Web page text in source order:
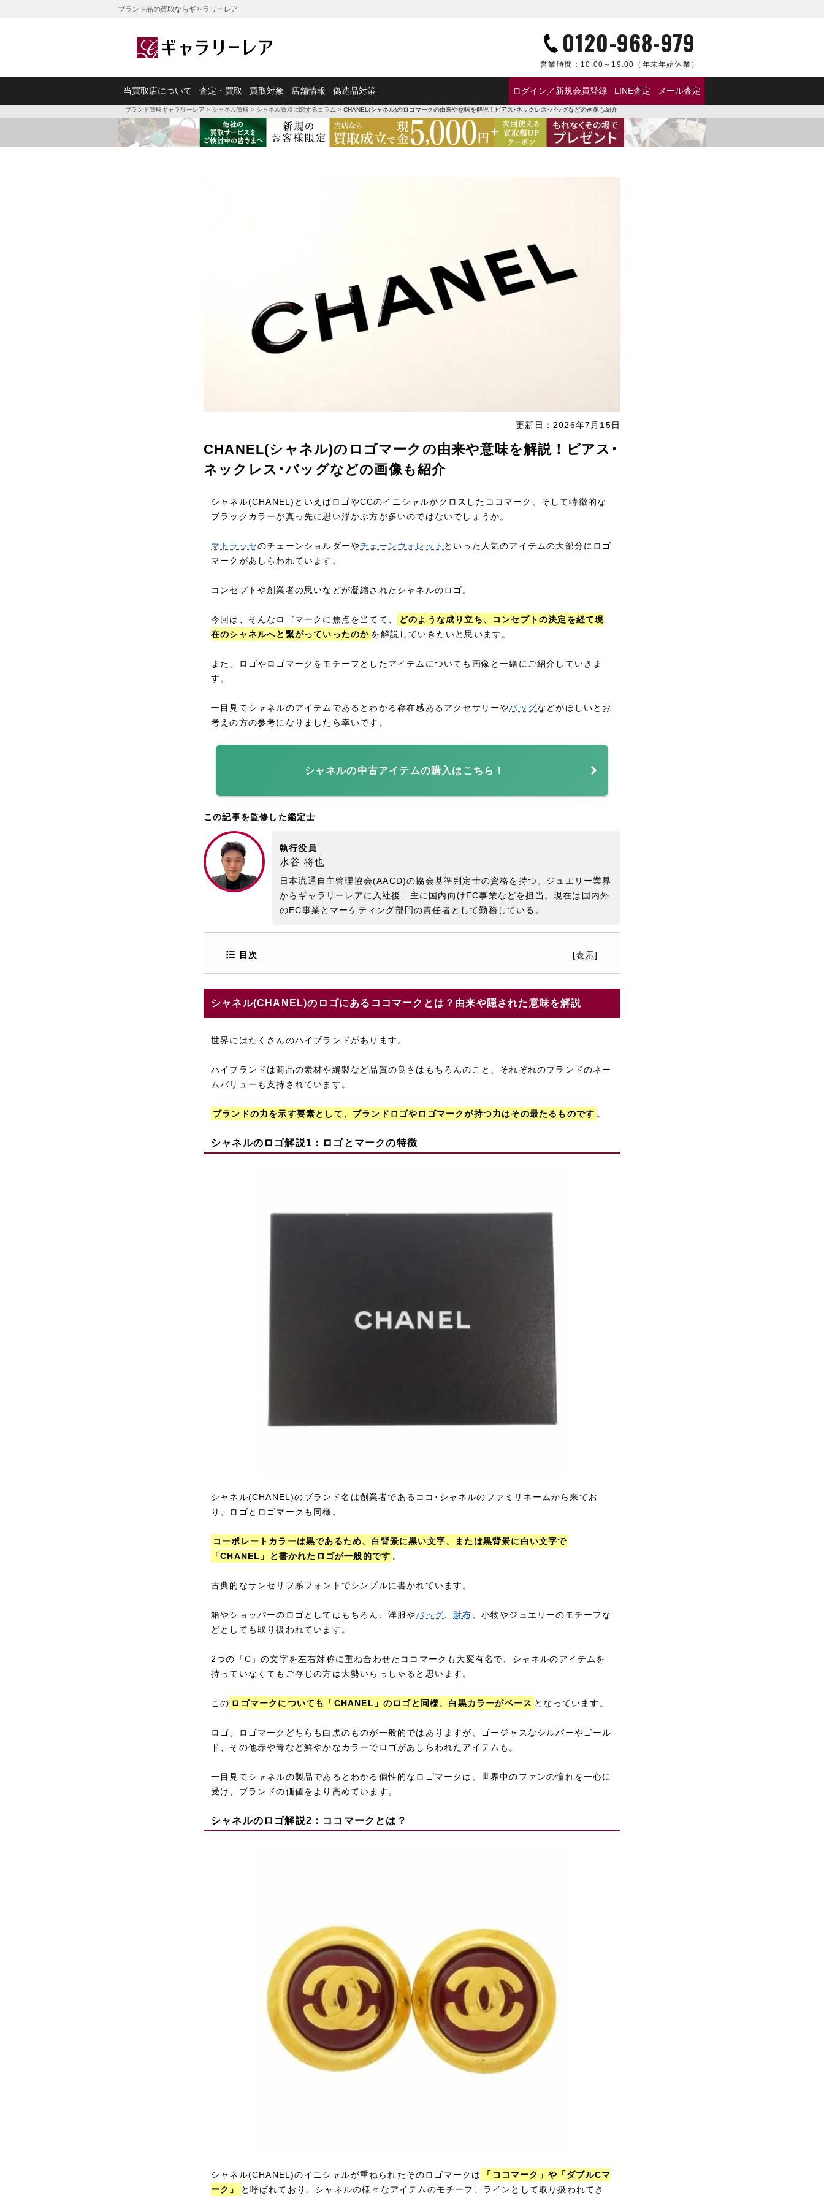
ブランド品の買取ならギャラリーレア
0120-968-979
営業時間： 10:00～19:00 （年末年始休業）
当買取店について 査定・買取 買取対象 店舗情報 偽造品対策 ログイン／新規会員登録 LINE査定 メール査定
ブランド買取ギャラリーレア > シャネル買取 > シャネル買取に関するコラム > CHANEL(シャネル)のロゴマークの由来や意味を解説！ピアス･ネックレス･バッグなどの画像も紹介
更新日：2026年7月15日
CHANEL(シャネル)のロゴマークの由来や意味を解説！ピアス･
ネックレス･バッグなどの画像も紹介
シャネル(CHANEL)といえばロゴやCCのイニシャルがクロスしたココマーク、そして特徴的な
ブラックカラーが真っ先に思い浮かぶ方が多いのではないでしょうか。
マトラッセのチェーンショルダーやチェーンウォレット といった人気のアイテムの大部分にロゴ
マークがあしらわれています。
コンセプトや創業者の思いなどが凝縮されたシャネルのロゴ。
今回は、そんなロゴマークに焦点を当てて、
どのような成り立ち、コンセプトの決定を経て現
在のシャネルへと繋がっていったのか を解説していきたいと思います。
また、ロゴやロゴマークをモチーフとしたアイテムについても画像と一緒にご紹介していきま
す。
一目見てシャネルのアイテムであるとわかる存在感あるアクセサリーやバッグなどがほしいとお
考えの方の参考になりましたら幸いです。
シャネルの中古アイテムの購入はこちら！
この記事を監修した鑑定士
執行役員
水谷 将也
日本流通自主管理協会(AACD)の協会基準判定士の資格を持つ。ジュエリー業界
からギャラリーレアに入社後、主に国内向けEC事業などを担当。現在は国内外
のEC事業とマーケティング部門の責任者として勤務している。
目次 [表示]
シャネル(CHANEL)のロゴにあるココマークとは？由来や隠された意味を解説
世界にはたくさんのハイブランドがあります。
ハイブランドは商品の素材や縫製など品質の良さはもちろんのこと、それぞれのブランドのネー
ムバリューも支持されています。
ブランドの力を示す要素として、ブランドロゴやロゴマークが持つ力はその最たるものです 。
シャネルのロゴ解説1：ロゴとマークの特徴
シャネル(CHANEL)のブランド名は創業者であるココ･シャネルのファミリネームから来てお
り、ロゴとロゴマークも同様。
コーポレートカラーは黒であるため、白背景に黒い文字、または黒背景に白い文字で
「CHANEL」と書かれたロゴが一般的です 。
古典的なサンセリフ系フォントでシンプルに書かれています。
箱やショッパーのロゴとしてはもちろん、洋服やバッグ 財布
、小物やジュエリーのモチーフな
どとしても取り扱われています。
2つの「C」の文字を左右対称に重ね合わせたココマークも大変有名で、シャネルのアイテムを
持っていなくてもご存じの方は大勢いらっしゃると思います。
この ロゴマークについても「CHANEL」のロゴと同様、白黒カラーがベース となっています。
ロゴ、ロゴマークどちらも白黒のものが一般的ではありますが、ゴージャスなシルバーやゴール
ド、その他赤や青など鮮やかなカラーでロゴがあしらわれたアイテムも。
一目見てシャネルの製品であるとわかる個性的なロゴマークは、世界中のファンの憧れを一心に
受け、ブランドの価値をより高めています。
シャネルのロゴ解説2：ココマークとは？
シャネル(CHANEL)のイニシャルが重ねられたそのロゴマークは
「ココマーク」や「ダブルCマ
ーク」
と呼ばれており、シャネルの様々なアイテムのモチーフ、ラインとして取り扱われてき